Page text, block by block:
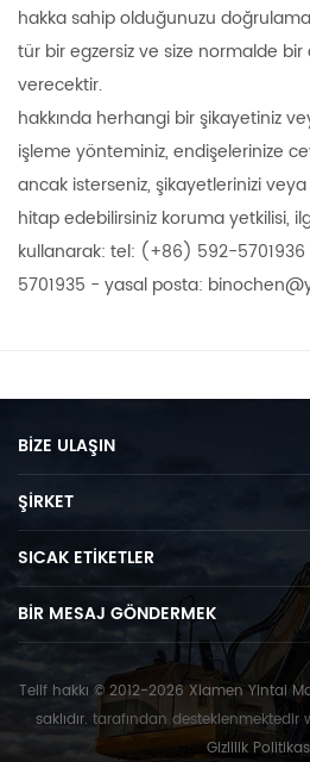
hakka sahip olduğunuzu
tür bir egzersiz ve size normalde
verecektir.
hakkında herhangi bir şikayetiniz
işleme yönteminiz, endişelerinize
ancak isterseniz, şikayetlerinizi veya
hitap edebilirsiniz koruma yetkilisi,
kullanarak: tel: (+86) 592-
5701935 - yasal posta:
BIZE ULAŞIN
ŞIRKET
SICAK ETIKETLER
BIR MESAJ GÖNDERMEK
Telif hakkı © 2012-2026 Xiamen Yintai
saklıdır. tarafından desteklenmektedir
Gizlilik